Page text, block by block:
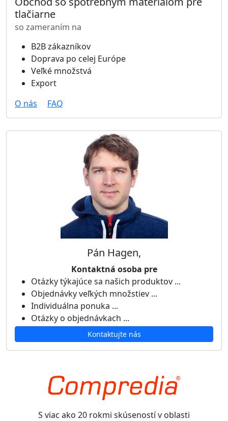
tlačiarne
so zameraním na
B2B zákazníkov
Doprava po celej Európe
Veľké množstvá
Export
O nás
FAQ
Pán Hagen,
Kontaktná osoba pre
Otázky týkajúce sa našich produktov ...
Objednávky veľkých množstiev ...
Individuálna ponuka ...
Otázky o objednávkach ...
Kontaktujte nás
S viac ako 20 rokmi skúseností v oblasti